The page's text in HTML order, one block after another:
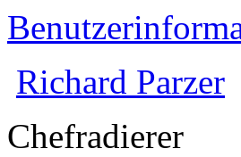
Richard Parzer
Chefradierer